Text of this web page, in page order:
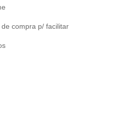
compra p/ facilitar